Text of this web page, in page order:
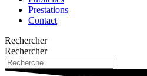
Prestations
Contact
Rechercher
Rechercher